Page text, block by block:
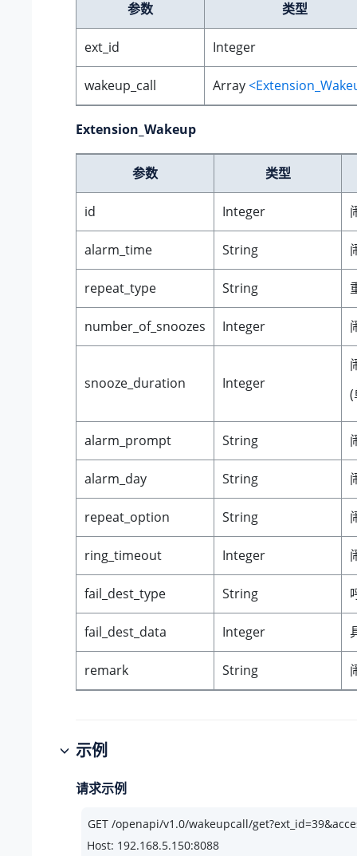
参数 类型
ext_id Integer
wakeup_call Array
Extension_Wakeup
参数 类型
id Integer
alarm_time String
repeat_type String
number_of_snoozes Integer
snooze_duration Integer
(
alarm_prompt String
alarm_day String
repeat_option String
ring_timeout Integer
fail_dest_type String
fail_dest_data Integer
remark String
示例
请求示例
Host: 192.168.5.150:8088